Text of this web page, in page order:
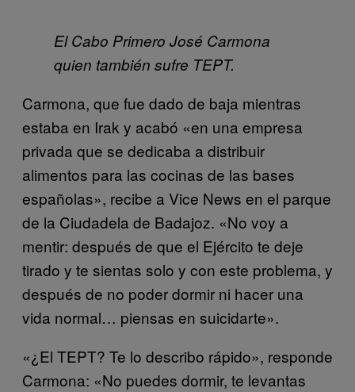
El Cabo Primero José Carmona
quien también sufre TEPT.
Carmona, que fue dado de baja mientras
estaba en Irak y acabó «en una empresa
privada que se dedicaba a distribuir
alimentos para las cocinas de las bases
españolas», recibe a Vice News en el parque
de la Ciudadela de Badajoz. «No voy a
mentir: después de que el Ejército te deje
tirado y te sientas solo y con este problema, y
después de no poder dormir ni hacer una
vida normal… piensas en suicidarte».
«¿El TEPT? Te lo describo rápido», responde
Carmona: «No puedes dormir, te levantas